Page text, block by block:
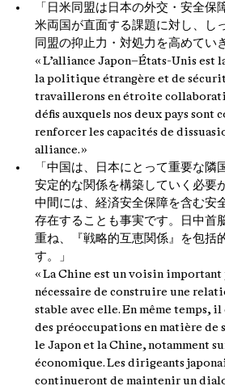
「日米同盟は日本の外交・安全保
米両国が直面する課題に対し、し
同盟の抑止力・対処力を高めてい
« L’alliance Japon–États-Unis est
la politique étrangère et de
travaillerons en étroite
défis auxquels nos deux pays sont
renforcer les capacités de
alliance. »
「中国は、日本にとって重要な隣
安定的な関係を構築していく必要
中間には、経済安全保障を含む安
存在することも事実です。日中首
重ね、『戦略的互恵関係』を包括
す。」
« La Chine est un voisin
nécessaire de construire une
stable avec elle. En même temps,
des préoccupations en matière
le Japon et la Chine, notamment
économique. Les dirigeants
continueront de maintenir un